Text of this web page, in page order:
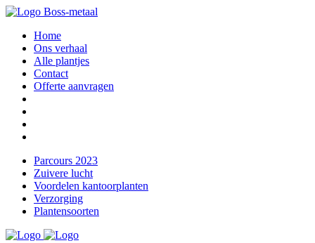
Home
Ons verhaal
Alle plantjes
Contact
Offerte aanvragen
Parcours 2023
Zuivere lucht
Voordelen kantoorplanten
Verzorging
Plantensoorten